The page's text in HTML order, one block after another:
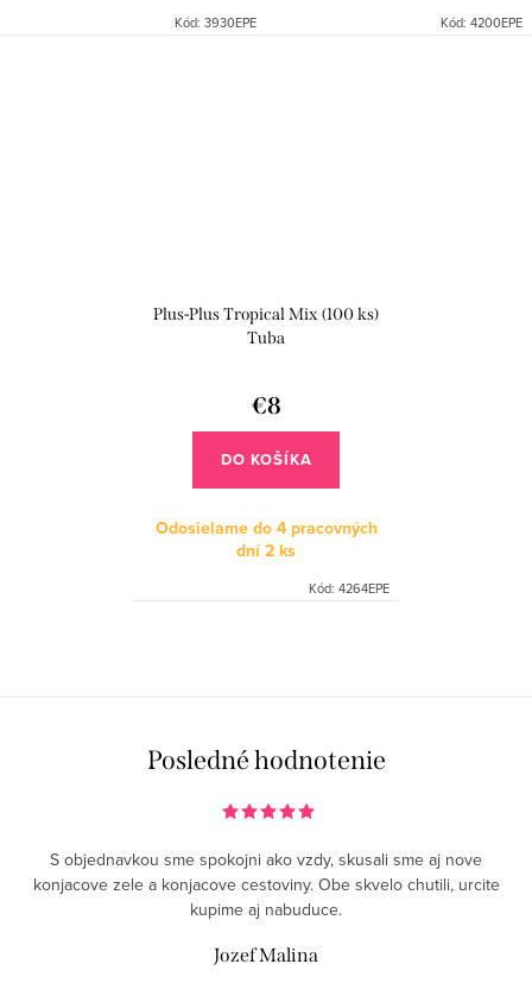
Kód: 3930EPE Kód: 4200EPE
Plus-Plus Tropical Mix (100 ks)
Tuba
€8
DO KOŠÍKA
Odosielame do 4 pracovných
dní2 ks
Kód: 4264EPE
Posledné hodnotenie
S objednavkou sme spokojni ako vzdy, skusali sme aj nove
konjacove zele a konjacove cestoviny. Obe skvelo chutili, urcite
kupime aj nabuduce.
Jozef Malina